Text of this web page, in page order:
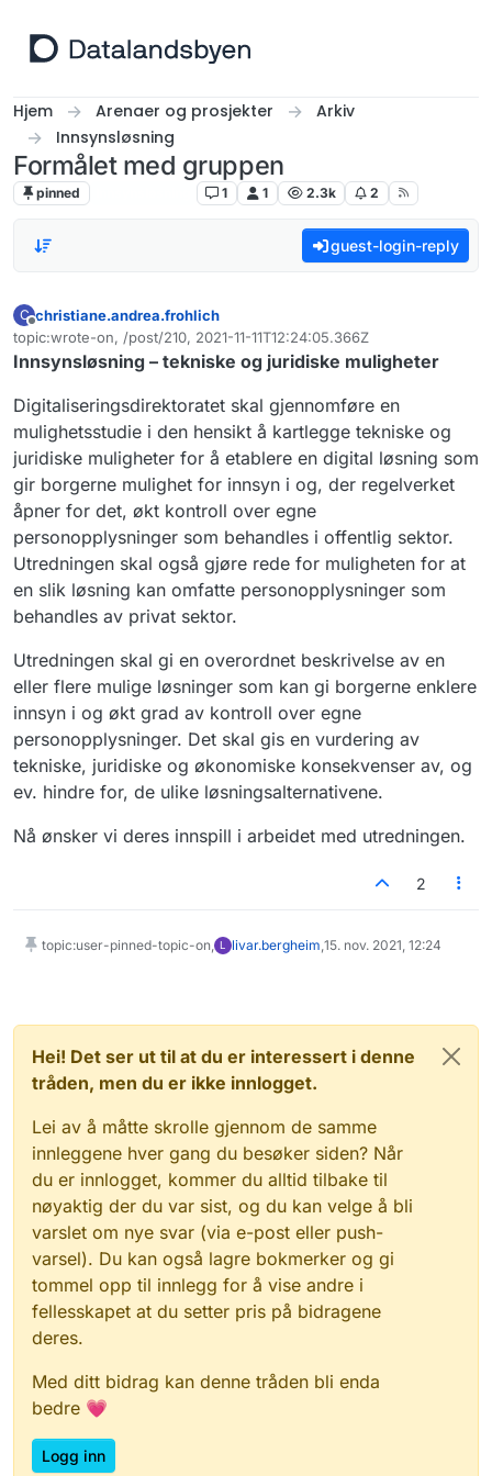
Hjem Arenaer og prosjekter
Arkiv
Innsynsløsning
Formålet med gruppen
pinned 1 1 2.3k 2
guest-login-reply
C
Frakoblet
christiane.andrea.frohlich
topic:wrote-on, /post/210, 2021-11-11T12:24:05.366Z
Sist endret av
Innsynsløsning – tekniske og juridiske muligheter
Digitaliseringsdirektoratet skal gjennomføre en
mulighetsstudie i den hensikt å kartlegge tekniske og
juridiske muligheter for å etablere en digital løsning som
gir borgerne mulighet for innsyn i og, der regelverket
åpner for det, økt kontroll over egne
personopplysninger som behandles i offentlig sektor.
Utredningen skal også gjøre rede for muligheten for at
en slik løsning kan omfatte personopplysninger som
behandles av privat sektor.
Utredningen skal gi en overordnet beskrivelse av en
eller flere mulige løsninger som kan gi borgerne enklere
innsyn i og økt grad av kontroll over egne
personopplysninger. Det skal gis en vurdering av
tekniske, juridiske og økonomiske konsekvenser av, og
ev. hindre for, de ulike løsningsalternativene.
Nå ønsker vi deres innspill i arbeidet med utredningen.
2
topic:user-pinned-topic-on, L livar.bergheim,15. nov. 2021, 12:24
Hei! Det ser ut til at du er interessert i denne
tråden, men du er ikke innlogget.
Lei av å måtte skrolle gjennom de samme
innleggene hver gang du besøker siden? Når
du er innlogget, kommer du alltid tilbake til
nøyaktig der du var sist, og du kan velge å bli
varslet om nye svar (via e-post eller push-
varsel). Du kan også lagre bokmerker og gi
tommel opp til innlegg for å vise andre i
fellesskapet at du setter pris på bidragene
deres.
Med ditt bidrag kan denne tråden bli enda
bedre 💗
Logg inn